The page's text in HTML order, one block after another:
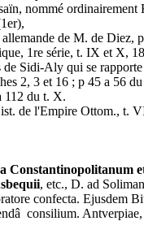
nommé ordinairement
allemande de M. de
1re série, t. IX et X,
de Sidi-Aly qui se
2, 3 et 16 ; p 45 a 56
112 du t. X.
de l'Empire Ottom., t.
Constantinopolitanum
, etc., D. ad
confecta. Ejusdem
consilium.